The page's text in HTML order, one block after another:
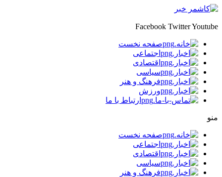
Facebook TwitterYoutube
صفحه نخست
اجتماعی
اقتصادی
سیاسی
فرهنگ و هنر
ورزش
ارتباط با ما
منو
صفحه نخست
اجتماعی
اقتصادی
سیاسی
فرهنگ و هنر